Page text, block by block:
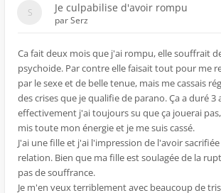
Je culpabilise d'avoir rompu
parSerz
Ca fait deux mois que j'ai rompu, elle souffrait
psychoide. Par contre elle faisait tout pour me
par le sexe et de belle tenue, mais me cassais
des crises que je qualifie de parano. Ça a duré 3
effectivement j'ai toujours su que ça jouerai
mis toute mon énergie et je me suis cassé.
J'ai une fille et j'ai l'impression de l'avoir
relation. Bien que ma fille est soulagée de la
pas de souffrance.
Je m'en veux terriblement avec beaucoup de